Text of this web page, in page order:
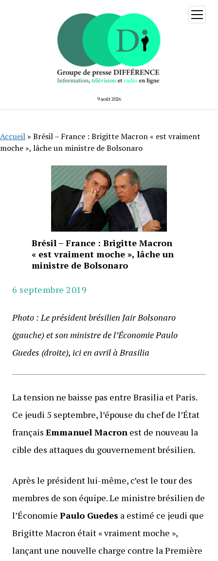
9 août 2026
ouvrir
menu
Accueil » Brésil – France : Brigitte Macron « est vraiment
moche », lâche un ministre de Bolsonaro
Brésil – France : Brigitte Macron
« est vraiment moche », lâche un
ministre de Bolsonaro
6 septembre 2019
Photo : Le président brésilien Jair Bolsonaro
(gauche) et son ministre de l’Économie Paulo
Guedes (droite), ici en avril à Brasilia
La tension ne baisse pas entre Brasilia et Paris.
Ce jeudi 5 septembre, l’épouse du chef de l’État
français Emmanuel Macron est de nouveau la
cible des attaques du gouvernement brésilien.
Après le président lui-même, c’est le tour des
membres de son équipe. Le ministre brésilien de
l’Économie Paulo Guedes a estimé ce jeudi que
Brigitte Macron était « vraiment moche »,
lançant une nouvelle charge contre la Première